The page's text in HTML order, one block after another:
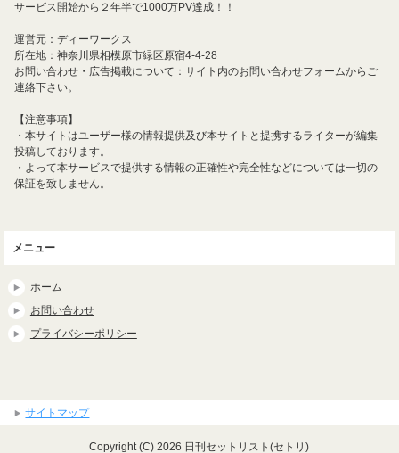
サービス開始から２年半で1000万PV達成！！
運営元：ディーワークス
所在地：神奈川県相模原市緑区原宿4-4-28
お問い合わせ・広告掲載について：サイト内のお問い合わせフォームからご
連絡下さい。
【注意事項】
・本サイトはユーザー様の情報提供及び本サイトと提携するライターが編集
投稿しております。
・よって本サービスで提供する情報の正確性や完全性などについては一切の
保証を致しません。
メニュー
ホーム
お問い合わせ
プライバシーポリシー
サイトマップ
Copyright (C) 2026 日刊セットリスト(セトリ)